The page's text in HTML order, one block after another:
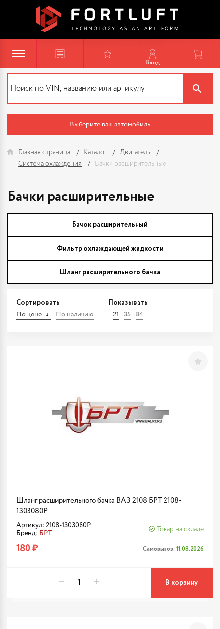
Вход
Выберите ваш автомобиль
Главная страница Каталог
Двигатель
Система охлаждения
Бачки расширительные
Бачки расширительные
Бачок расширительный
Фильтр охлаждающей жидкости
Шланг расширительного бачка
Сортировать
По цене По наличию
Показывать
21 35 84
Шланг расширительного бачка ВАЗ 2108 БРТ 2108-
1303080Р
Артикул: 2108-1303080Р
Бренд: БРТ
Товар на складе
180 ₽ Самовывоз: 11.08.2026
В корзину